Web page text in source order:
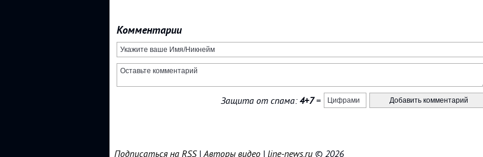
Комментарии
Защита от спама:4+7=
Подписаться на RSS|Авторы видео | line-news.ru © 2026